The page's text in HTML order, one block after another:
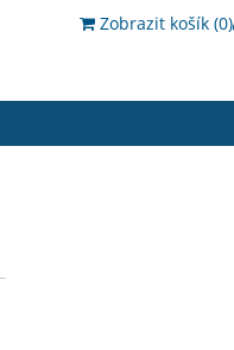
Zobrazit košík (0)